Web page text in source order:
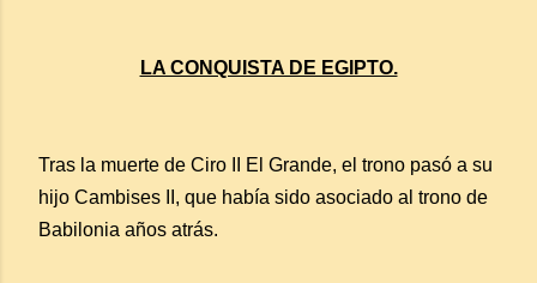
LA CONQUISTA DE EGIPTO.
Tras la muerte de Ciro II El Grande, el trono pasó a su
hijo Cambises II, que había sido asociado al trono de
Babilonia años atrás.